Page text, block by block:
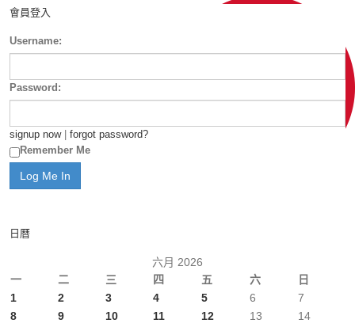
會員登入
Username:
Password:
signup now| forgot password?
Remember Me
日曆
六月 2026
一
二 三 四 五 六 日
1 2 3 4 5 6
7
8
9 10 11 12 13
14